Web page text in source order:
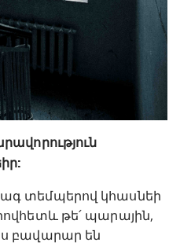
տեմպերով կհասնեի
թե՛ պարային,
բավարար են